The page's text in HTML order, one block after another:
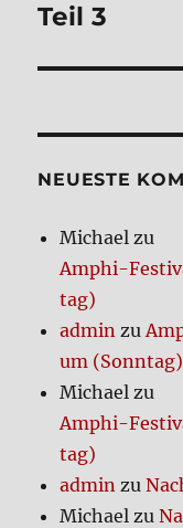
Beitrag:
Teil 3
NEUE­STE
Michael zu
Amphi-
tag)
admin zu
um (Sonn­tag)
Michael zu
Amphi-
tag)
admin zu
Michael zu